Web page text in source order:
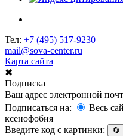
Тел: +7 (495) 517-9230
mail@sova-center.ru
Карта сайта
✖
Подписка
Ваш адрес электронной
Подписаться на:
Весь
ксенофобия
Введите код с картинки:
🔄